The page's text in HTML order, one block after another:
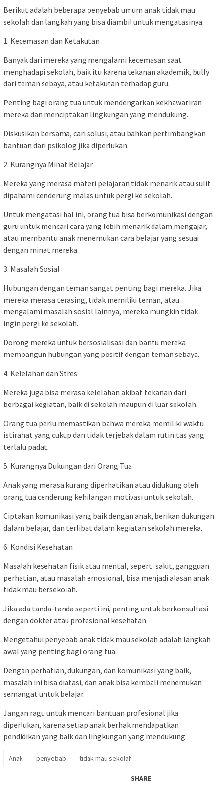
Berikut adalah beberapa penyebab umum anak tidak mau
sekolah dan langkah yang bisa diambil untuk mengatasinya.
1. Kecemasan dan Ketakutan
Banyak dari mereka yang mengalami kecemasan saat
menghadapi sekolah, baik itu karena tekanan akademik, bully
dari teman sebaya, atau ketakutan terhadap guru.
Penting bagi orang tua untuk mendengarkan kekhawatiran
mereka dan menciptakan lingkungan yang mendukung.
Diskusikan bersama, cari solusi, atau bahkan pertimbangkan
bantuan dari psikolog jika diperlukan.
2. Kurangnya Minat Belajar
Mereka yang merasa materi pelajaran tidak menarik atau sulit
dipahami cenderung malas untuk pergi ke sekolah.
Untuk mengatasi hal ini, orang tua bisa berkomunikasi dengan
guru untuk mencari cara yang lebih menarik dalam mengajar,
atau membantu anak menemukan cara belajar yang sesuai
dengan minat mereka.
3. Masalah Sosial
Hubungan dengan teman sangat penting bagi mereka. Jika
mereka merasa terasing, tidak memiliki teman, atau
mengalami masalah sosial lainnya, mereka mungkin tidak
ingin pergi ke sekolah.
Dorong mereka untuk bersosialisasi dan bantu mereka
membangun hubungan yang positif dengan teman sebaya.
4. Kelelahan dan Stres
Mereka juga bisa merasa kelelahan akibat tekanan dari
berbagai kegiatan, baik di sekolah maupun di luar sekolah.
Orang tua perlu memastikan bahwa mereka memiliki waktu
istirahat yang cukup dan tidak terjebak dalam rutinitas yang
terlalu padat.
5. Kurangnya Dukungan dari Orang Tua
Anak yang merasa kurang diperhatikan atau didukung oleh
orang tua cenderung kehilangan motivasi untuk sekolah.
Ciptakan komunikasi yang baik dengan anak, berikan dukungan
dalam belajar, dan terlibat dalam kegiatan sekolah mereka.
6. Kondisi Kesehatan
Masalah kesehatan fisik atau mental, seperti sakit, gangguan
perhatian, atau masalah emosional, bisa menjadi alasan anak
tidak mau bersekolah.
Jika ada tanda-tanda seperti ini, penting untuk berkonsultasi
dengan dokter atau profesional kesehatan.
Mengetahui penyebab anak tidak mau sekolah adalah langkah
awal yang penting bagi orang tua.
Dengan perhatian, dukungan, dan komunikasi yang baik,
masalah ini bisa diatasi, dan anak bisa kembali menemukan
semangat untuk belajar.
Jangan ragu untuk mencari bantuan profesional jika
diperlukan, karena setiap anak berhak mendapatkan
pendidikan yang baik dan lingkungan yang mendukung.
Anak penyebab tidak mau sekolah
SHARE